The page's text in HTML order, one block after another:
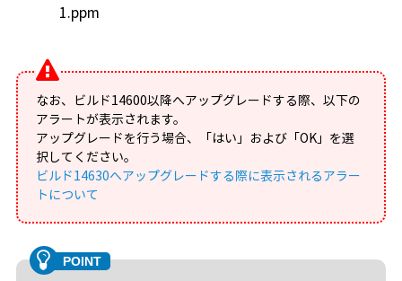
1.ppm
なお、ビルド14600以降へアップグレードする際、以下の
アラートが表示されます。
アップグレードを行う場合、「はい」および「OK」を選
択してください。
ビルド14630へアップグレードする際に表示されるアラー
トについて